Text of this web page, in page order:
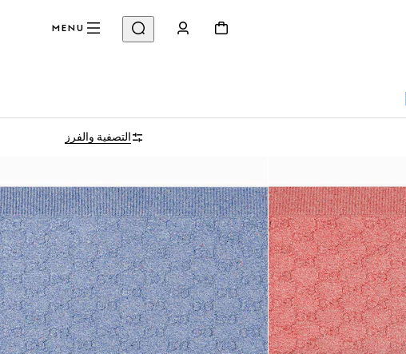
MENU
التصفية والفرز